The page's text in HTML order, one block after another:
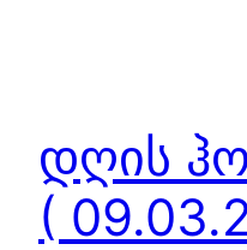
დღის
(